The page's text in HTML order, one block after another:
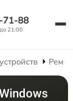
71-88
21:00